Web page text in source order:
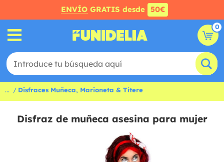
ENVÍO GRATIS desde 50€
0
... Disfraces Muñeca, Marioneta & Títere
Disfraz de muñeca asesina para mujer